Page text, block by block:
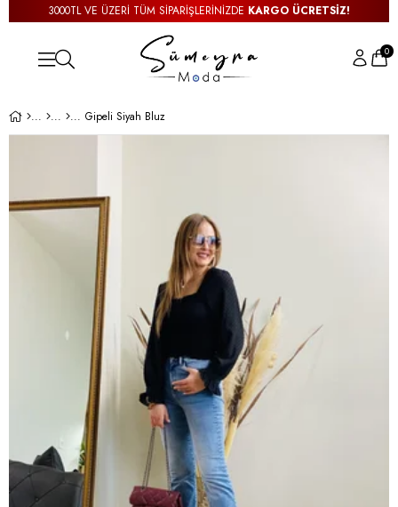
3000TL VE ÜZERİ TÜM SİPARİŞLERİNİZDE KARGO ÜCRETSİZ!
0
Gipeli Siyah Bluz